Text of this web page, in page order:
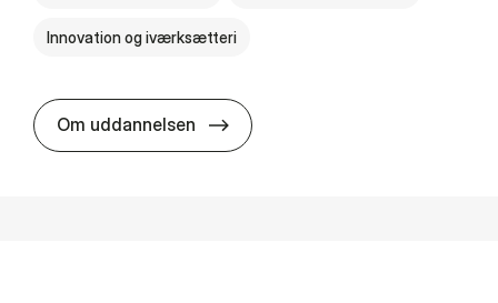
Innovation og iværksætteri
Om uddannelsen HA i pro­jekt­le­del­se